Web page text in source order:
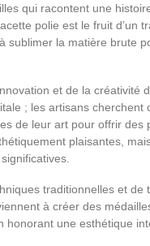
qui racontent une
polie est le fruit d’un
sublimer la matière brute
et de la créativité
; les artisans cherchent
de leur art pour offrir des
plaisantes,
traditionnelles et de
à créer des
honorant une esthétique